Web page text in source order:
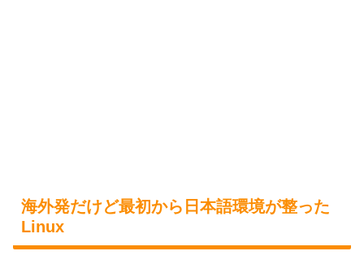
海外発だけど最初から日本語環境が整った
Linux